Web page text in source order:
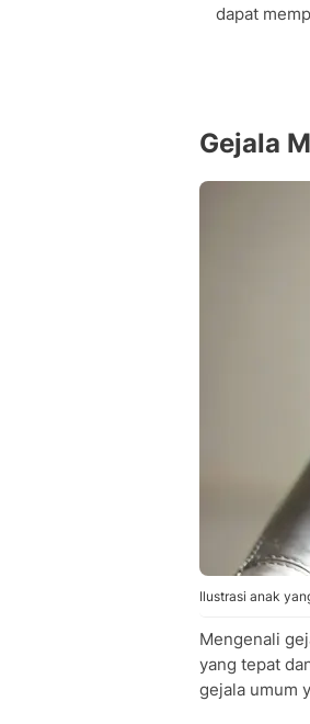
dapat
Gejala
Ilustrasi anak
Mengenali
yang tepat
gejala umum